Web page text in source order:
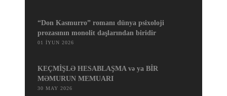
“Don Kasmurro” romanı dünya psixoloji
prozasının monolit daşlarından biridir
01 İYUN 2026
KEÇMİŞLƏ HESABLAŞMA və ya BİR
MƏMURUN MEMUARI
30 MAY 2026